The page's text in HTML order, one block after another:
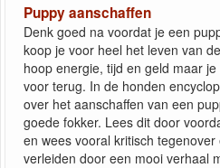
Puppy aanschaffen
Denk goed na voordat je een
koop je voor heel het leven van
hoop energie, tijd en geld maar
voor terug. In de honden
over het aanschaffen van een
goede fokker. Lees dit door
en wees vooral kritisch
verleiden door een mooi verhaal